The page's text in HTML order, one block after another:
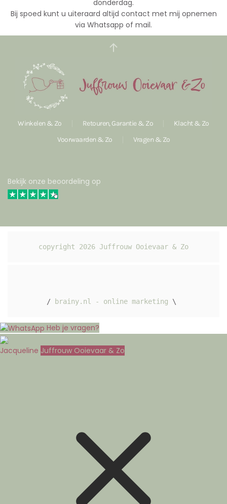
donderdag.
Bij spoed kunt u uiteraard altijd contact met mij opnemen
via Whatsapp of mail.
Winkelen & Zo Retouren, Garantie & Zo
Klacht & Zo
Voorwaarden & Zo
Vragen & Zo
Bekijk onze beoordeling op
copyright 2026 Juffrouw Ooievaar & Zo
/ brainy.nl - online marketing \
Heb je vragen?
Jacqueline Juffrouw Ooievaar & Zo